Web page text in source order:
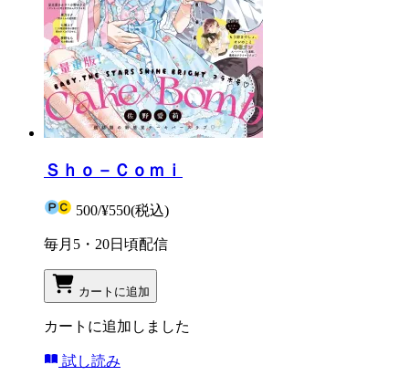
Ｓｈｏ－Ｃｏｍｉ
500/¥550(税込)
毎月5・20日頃配信
カートに追加
カートに追加しました
試し読み